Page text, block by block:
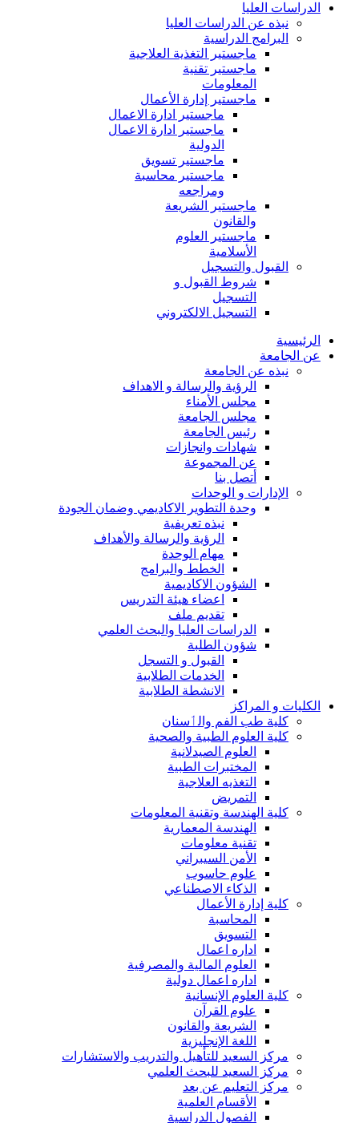
الدراسات العليا
نبذه عن الدراسات العليا
البرامج الدراسية
ماجستير التغذية العلاجية
ماجستير تقنية
المعلومات
ماجستير إدارة الأعمال
ماجستير ادارة الاعمال
ماجستير ادارة الاعمال
الدولية
ماجستير تسويق
ماجستير محاسبة
ومراجعه
ماجستير الشريعة
والقانون
ماجستير العلوم
الأسلامية
القبول والتسجيل
شروط القبول و
التسجيل
التسجيل الالكتروني
الرئيسية
عن الجامعة
نبذه عن الجامعة
الرؤية والرسالة و الاهداف
مجلس الأمناء
مجلس الجامعة
رئيس الجامعة
شهادات وانجازات
عن المجموعة
أتصل بنا
الإدارات و الوحدات
وحدة التطوير الاكاديمي وضمان الجودة
نبذه تعريفية
الرؤية والرسالة والأهداف
مهام الوحدة
الخطط والبرامج
الشؤون الاكاديمية
اعضاء هيئة التدريس
تقديم ملف
الدراسات العليا والبحث العلمي
شؤون الطلبة
القبول و التسجل
الخدمات الطلابية
الانشطة الطلابية
الكليات و المراكز
كلية طب الفم والٲسنان
كلية العلوم الطبية والصحية
العلوم الصيدلانية
المختبرات الطبية
التغذيه العلاجية
التمريض
كلية الهندسة وتقنية المعلومات
الهندسة المعمارية
تقنية معلومات
الأمن السيبراني
علوم حاسوب
الذكاء الاصطناعي
كلية إدارة الأعمال
المحاسبة
التسويق
اداره اعمال
العلوم المالية والمصرفية
اداره اعمال دولية
كلية العلوم الإنسانية
علوم القرآن
الشريعة والقانون
اللغة الإنجليزية
مركز السعيد للتأهيل والتدريب والاستشارات
مركز السعيد للبحث العلمي
مركز التعليم عن بعد
الأقسام العلمية
الفصول الدراسية